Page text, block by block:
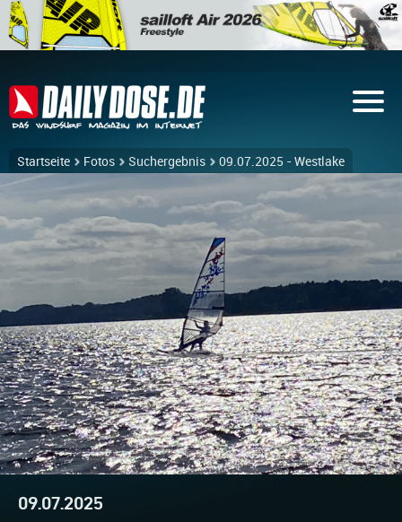
Startseite Fotos Suchergebnis 09.07.2025 - Westlake
09.07.2025